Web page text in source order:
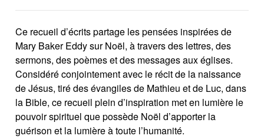
Ce recueil d’écrits partage les pensées inspirées de
Mary Baker Eddy sur Noël, à travers des lettres, des
sermons, des poèmes et des messages aux églises.
Considéré conjointement avec le récit de la naissance
de Jésus, tiré des évangiles de Mathieu et de Luc, dans
la Bible, ce recueil plein d’inspiration met en lumière le
pouvoir spirituel que possède Noël d’apporter la
guérison et la lumière à toute l’humanité.